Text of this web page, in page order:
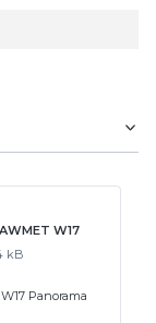
W17
kB
Panorama